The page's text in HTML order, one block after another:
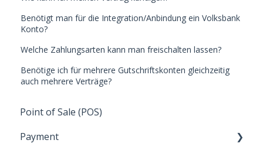
Benötigt man für die Integration/Anbindung ein Volksbank
Konto?
Welche Zahlungsarten kann man freischalten lassen?
Benötige ich für mehrere Gutschriftskonten gleichzeitig
auch mehrere Verträge?
Point of Sale (POS)
Payment